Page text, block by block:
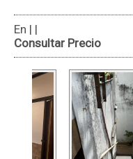
En | |
Consultar Precio